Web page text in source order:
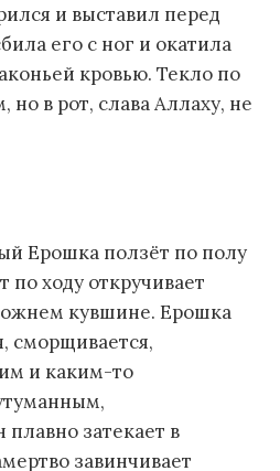
и выставил перед
его с ног и окатила
кровью. Текло по
но в рот, слава Аллаху, не
Ерошка ползёт по полу
по ходу откручивает
кувшине. Ерошка
сморщивается,
и каким-то
затекает в
завинчивает